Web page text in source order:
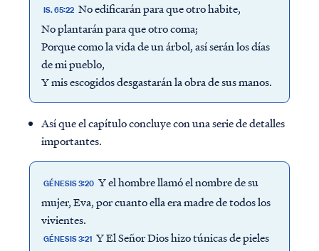
IS. 65:22 No edificarán para que otro habite,
No plantarán para que otro coma;
Porque como la vida de un árbol, así serán los días
de mi pueblo,
Y mis escogidos desgastarán la obra de sus manos.
Así que el capítulo concluye con una serie de detalles
importantes.
GÉNESIS 3:20 Y el hombre llamó el nombre de su
mujer, Eva, por cuanto ella era madre de todos los
vivientes.
GÉNESIS 3:21 Y El Señor Dios hizo túnicas de pieles